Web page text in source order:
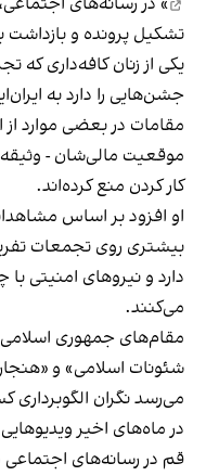
تشکیل پرونده و بازداشت
یکی از زنان کافه‌داری که
جشن‌هایی را دارد به
مقامات در بعضی موارد
موقعیت مالی‌شان - وثیقه
کار کردن منع کرده‌اند.
او افزود بر اساس
بیشتری روی تجمعات
دارد و نیروهای امنیتی
می‌کنند.
مقام‌های جمهوری
شئونات اسلامی» و
می‌رسد نگران الگوبرداری
در ماه‌های اخیر
قم در رسانه‌های